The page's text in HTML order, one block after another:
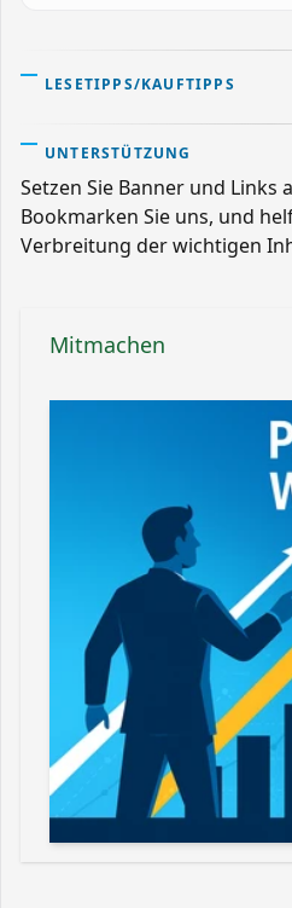
LESETIPPS/KAUFTIPPS
UNTERSTÜTZUNG
Setzen Sie Banner und Links
Bookmarken Sie uns, und
Verbreitung der wichtigen
Mitmachen